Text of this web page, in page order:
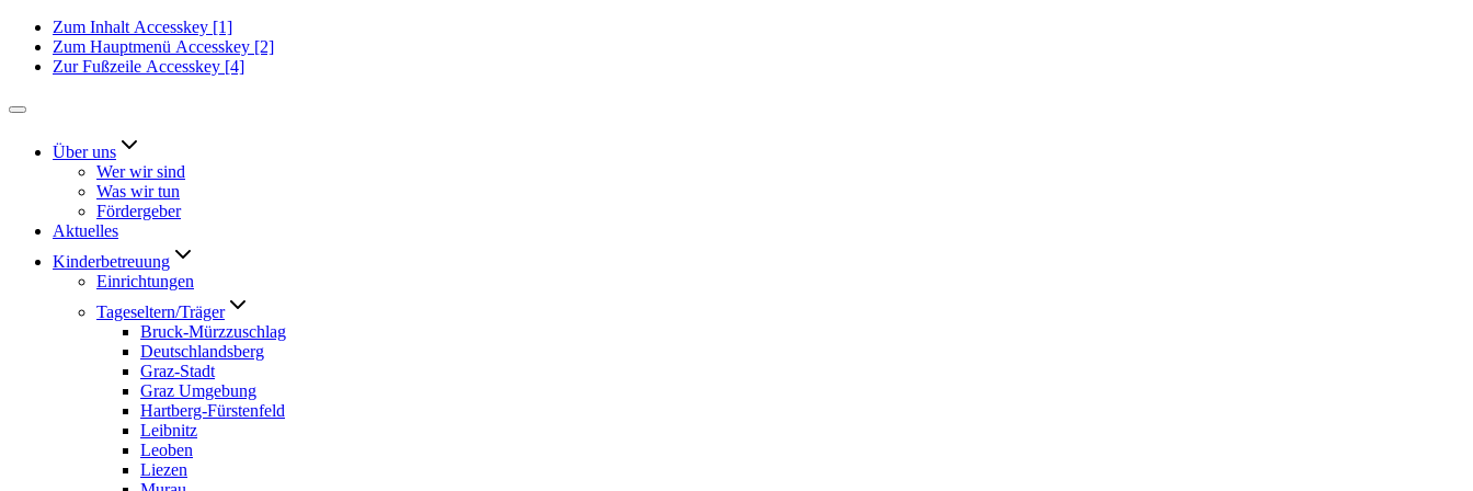
Zum Inhalt Accesskey [1]
Zum Hauptmenü Accesskey [2]
Zur Fußzeile Accesskey [4]
Über uns
Wer wir sind
Was wir tun
Fördergeber
Aktuelles
Kinderbetreuung
Einrichtungen
Tageseltern/Träger
Bruck-Mürzzuschlag
Deutschlandsberg
Graz-Stadt
Graz Umgebung
Hartberg-Fürstenfeld
Leibnitz
Leoben
Liezen